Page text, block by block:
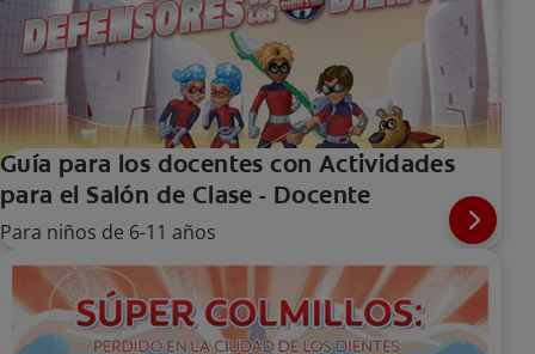
Guía para los docentes con Actividades
para el Salón de Clase - Docente
Para niños de 6-11 años